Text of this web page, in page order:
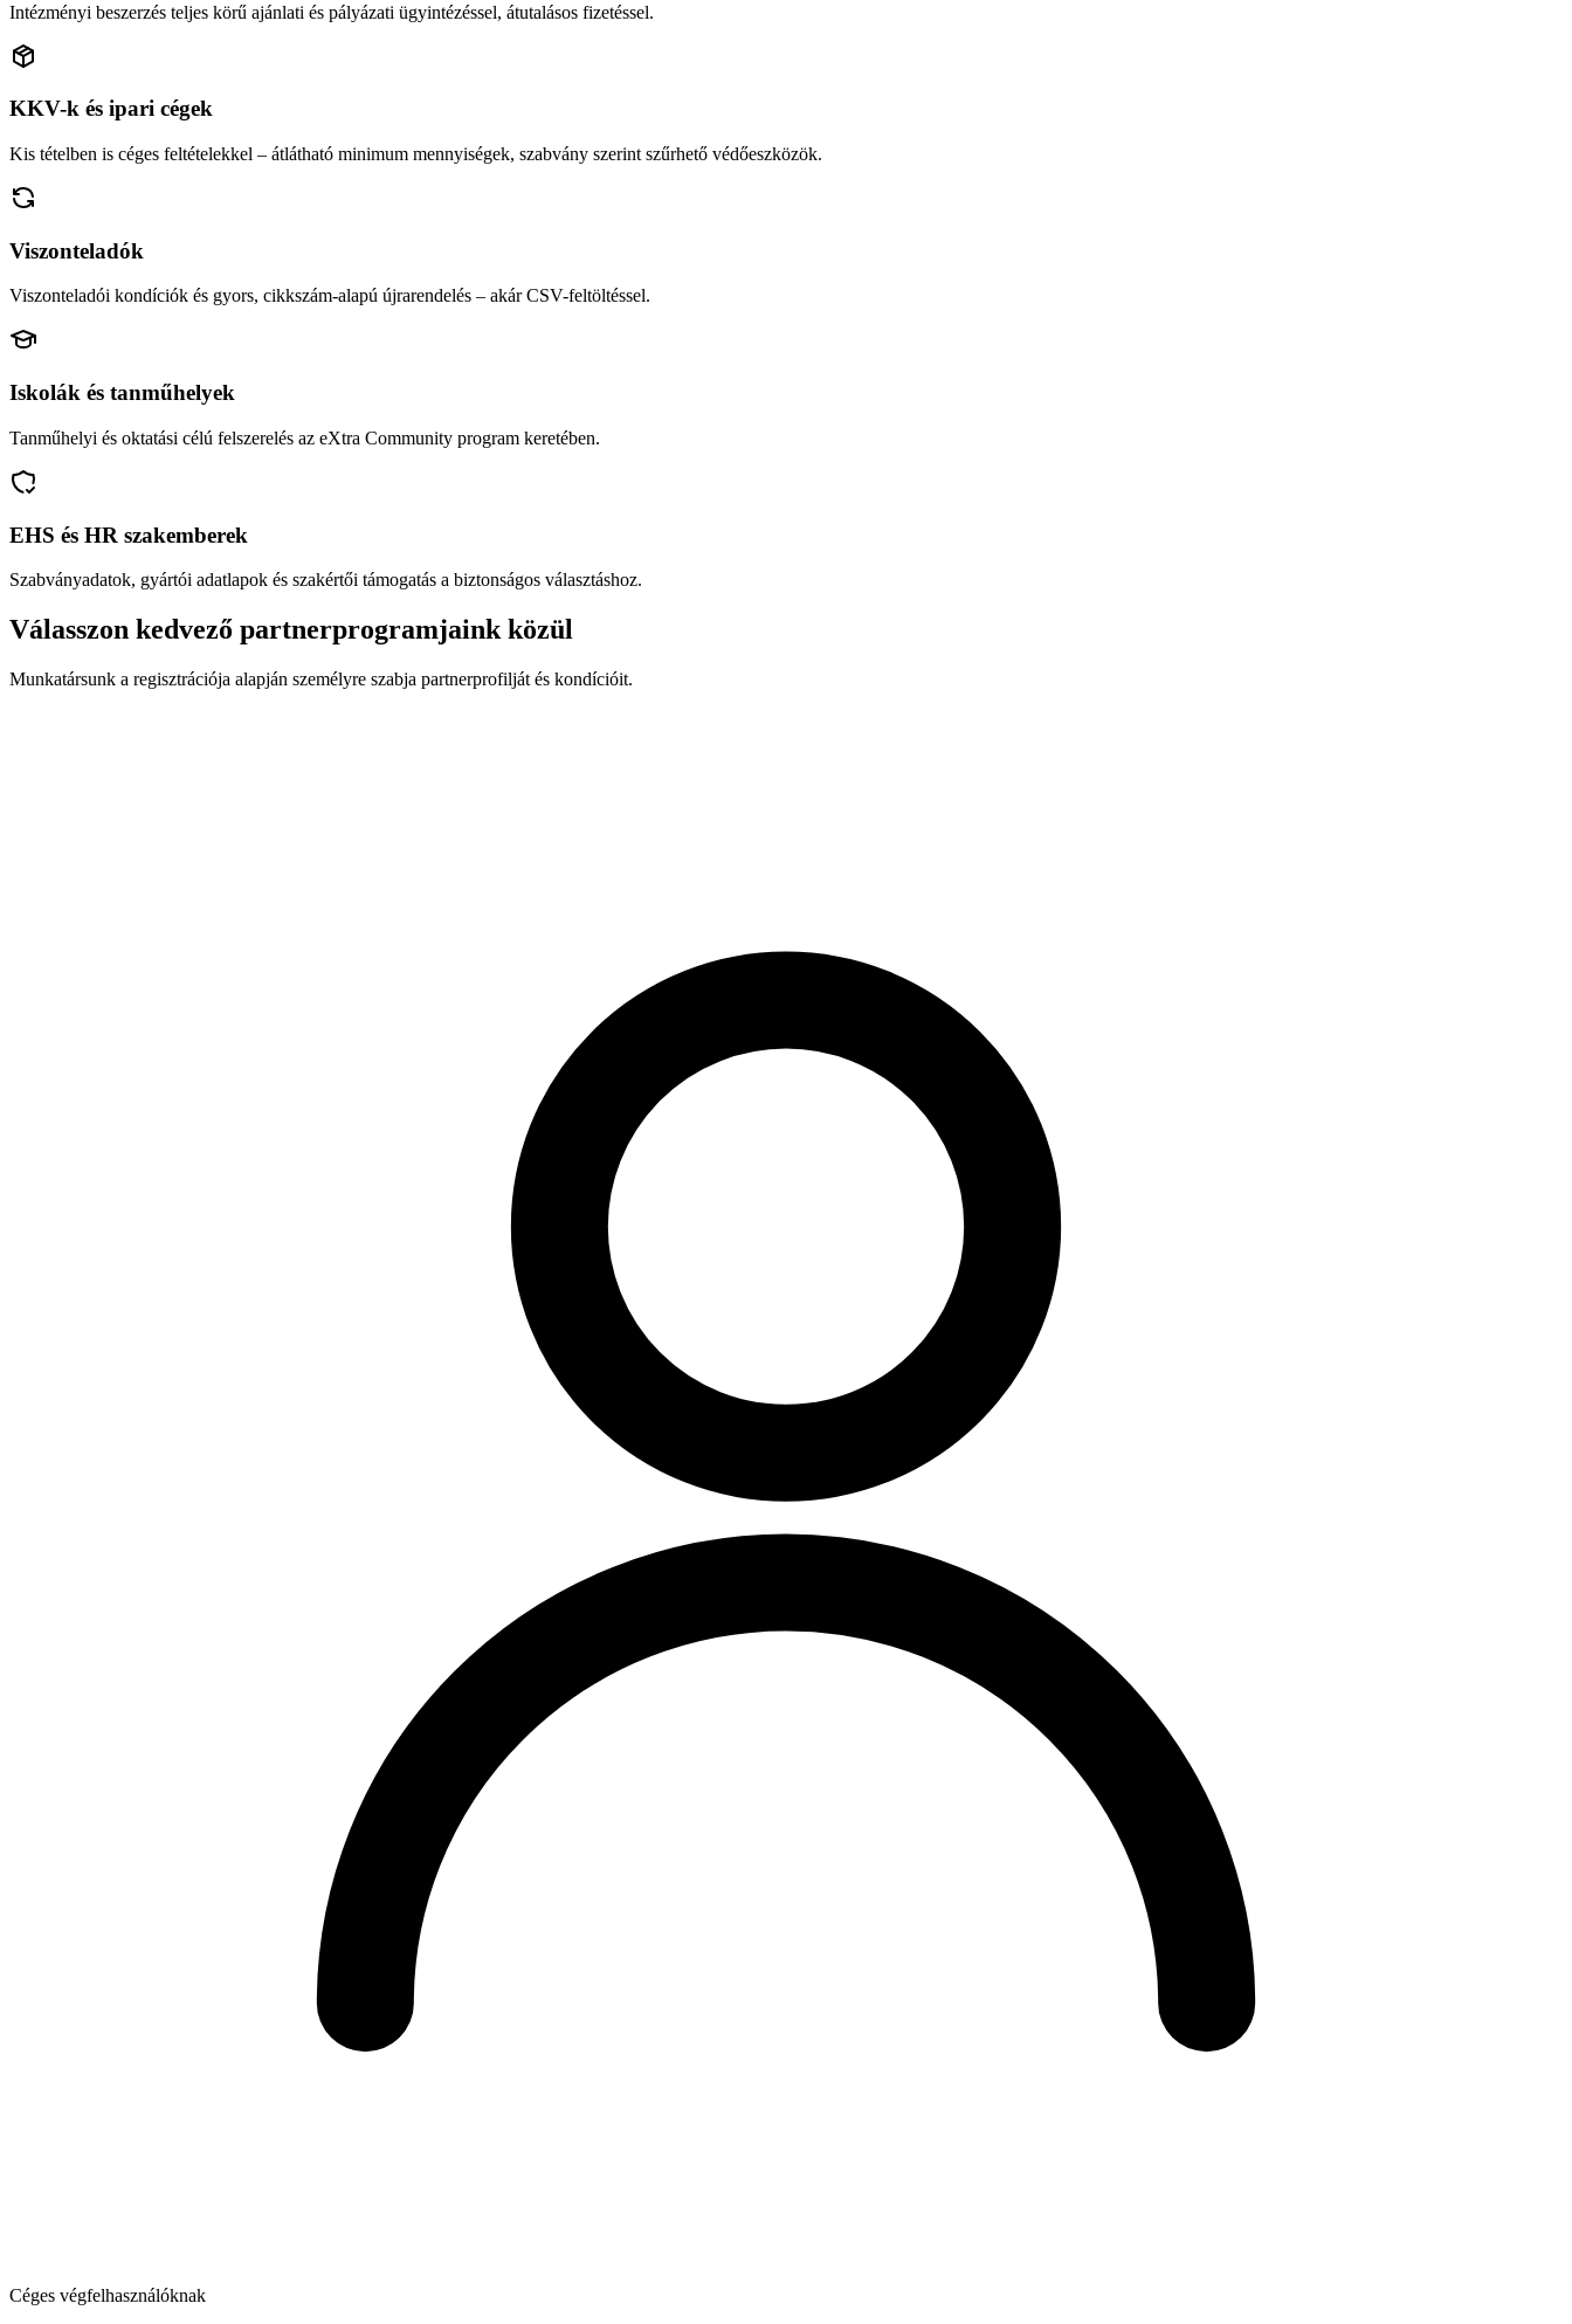
Intézményi beszerzés teljes körű ajánlati és pályázati ügyintézéssel, átutalásos fizetéssel.
KKV-k és ipari cégek
Kis tételben is céges feltételekkel – átlátható minimum mennyiségek, szabvány szerint szűrhető védőeszközök.
Viszonteladók
Viszonteladói kondíciók és gyors, cikkszám-alapú újrarendelés – akár CSV-feltöltéssel.
Iskolák és tanműhelyek
Tanműhelyi és oktatási célú felszerelés az eXtra Community program keretében.
EHS és HR szakemberek
Szabványadatok, gyártói adatlapok és szakértői támogatás a biztonságos választáshoz.
Válasszon kedvező partnerprogramjaink közül
Munkatársunk a regisztrációja alapján személyre szabja partnerprofilját és kondícióit.
Céges végfelhasználóknak